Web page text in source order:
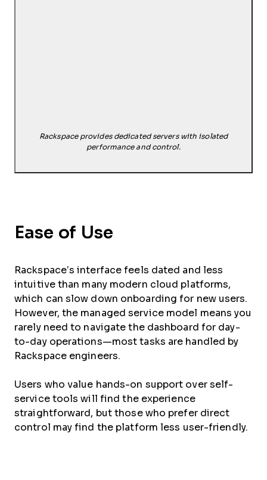
Rackspace provides dedicated servers with isolated
performance and control.
Ease of Use
Rackspace’s interface feels dated and less
intuitive than many modern cloud platforms,
which can slow down onboarding for new users.
However, the managed service model means you
rarely need to navigate the dashboard for day-
to-day operations—most tasks are handled by
Rackspace engineers.
Users who value hands-on support over self-
service tools will find the experience
straightforward, but those who prefer direct
control may find the platform less user-friendly.